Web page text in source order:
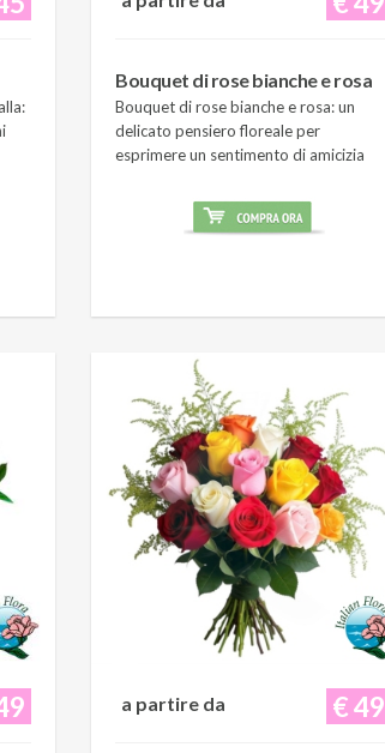
Bouquet di rose bianche e rosa
Bouquet di rose bianche e rosa: un
delicato pensiero floreale per
esprimere un sentimento di amicizia
€ 49
a partire da